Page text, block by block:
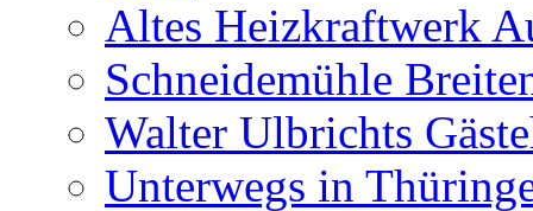
Altes Heizkraftwerk
Schneidemühle
Walter Ulbrichts
Unterwegs in